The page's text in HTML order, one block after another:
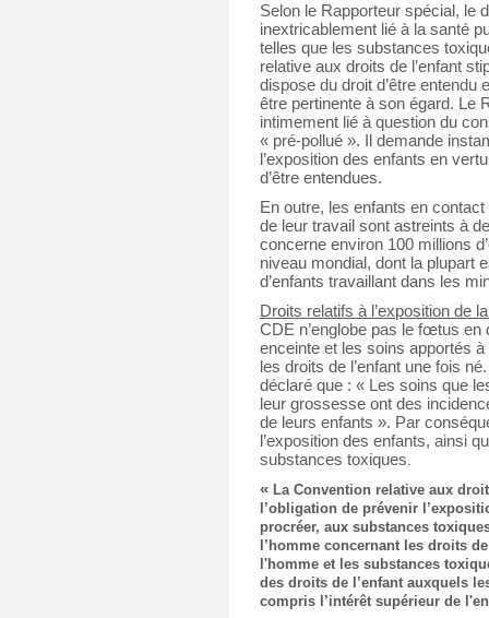
Selon le Rapporteur spécial, le
inextricablement lié à la santé
telles que les substances
relative aux droits de l’enfant
dispose du droit d’être entendu
être pertinente à son égard. Le
intimement lié à question du
« pré-pollué ». Il demande
l’exposition des enfants en
d’être entendues.
En outre, les enfants en
de leur travail sont astreints à
concerne environ 100 millions
niveau mondial, dont la plupart
d’enfants travaillant dans les
Droits relatifs à l’exposition de
CDE n’englobe pas le fœtus en
enceinte et les soins apportés
les droits de l’enfant une fois
déclaré que : « Les soins que
leur grossesse ont des
de leurs enfants ». Par
l’exposition des enfants, ainsi
substances toxiques
« La Convention relative aux
l’obligation de prévenir
procréer, aux substances
l’homme concernant les droits
l'homme et les substances
des droits de l’enfant auxquels
compris l’intérêt supérieur de